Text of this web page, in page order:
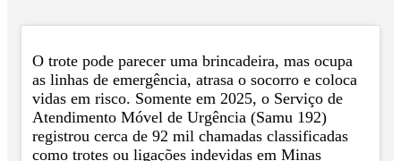
O trote pode parecer uma brincadeira, mas ocupa
as linhas de emergência, atrasa o socorro e coloca
vidas em risco. Somente em 2025, o Serviço de
Atendimento Móvel de Urgência (Samu 192)
registrou cerca de 92 mil chamadas classificadas
como trotes ou ligações indevidas em Minas